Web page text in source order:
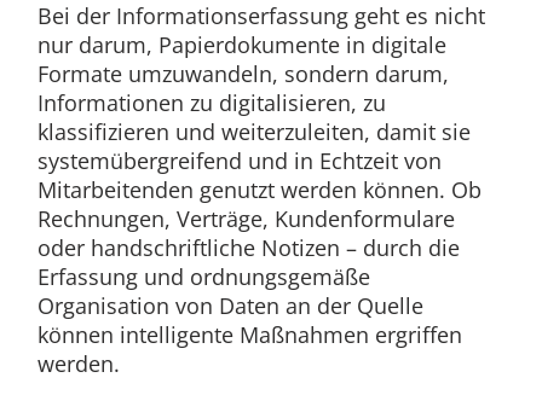
Bei der Informationserfassung geht es nicht
nur darum, Papierdokumente in digitale
Formate umzuwandeln, sondern darum,
Informationen zu digitalisieren, zu
klassifizieren und weiterzuleiten, damit sie
systemübergreifend und in Echtzeit von
Mitarbeitenden genutzt werden können. Ob
Rechnungen, Verträge, Kundenformulare
oder handschriftliche Notizen – durch die
Erfassung und ordnungsgemäße
Organisation von Daten an der Quelle
können intelligente Maßnahmen ergriffen
werden.